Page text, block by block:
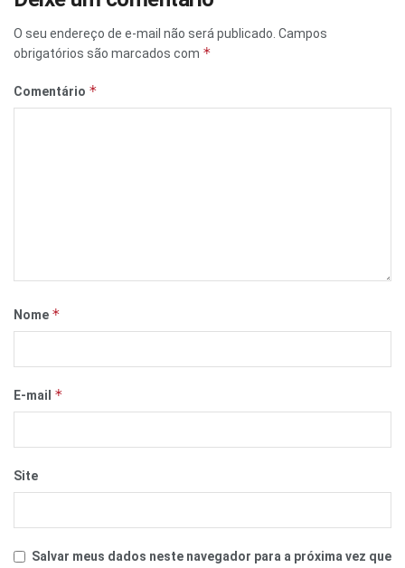
O seu endereço de e-mail não será publicado. Campos
obrigatórios são marcados com *
Comentário *
Nome *
E-mail *
Site
Salvar meus dados neste navegador para a próxima vez que